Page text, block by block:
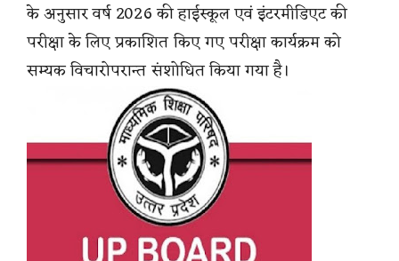
के अनुसार वर्ष 2026 की हाईस्कूल एवं इंटरमीडिएट की
परीक्षा के लिए प्रकाशित किए गए परीक्षा कार्यक्रम को
सम्यक विचारोपरान्त संशोधित किया गया है।